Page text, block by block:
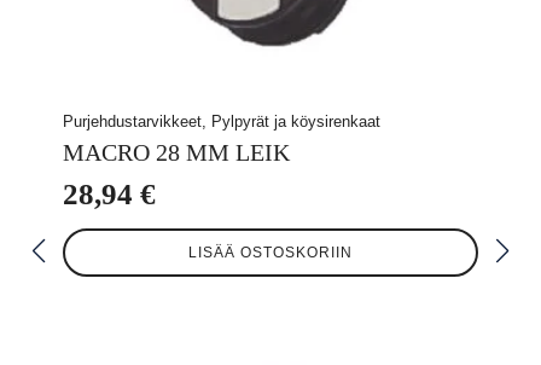
Purjehdustarvikkeet, Pylpyrät ja köysirenkaat
MACRO 28 MM LEIK
28,94 €
LISÄÄ OSTOSKORIIN